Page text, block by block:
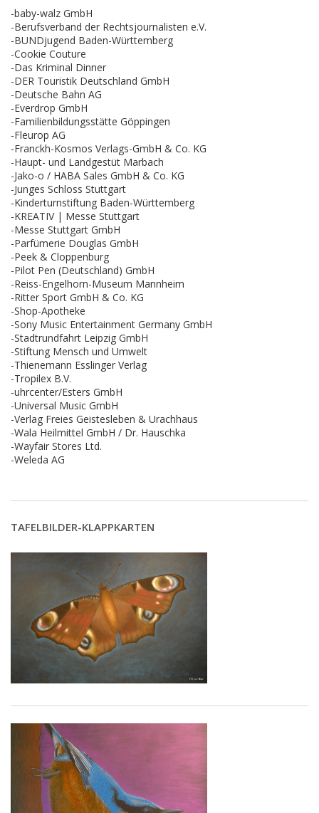
-baby-walz GmbH
-Berufsverband der Rechtsjournalisten e.V.
-BUNDjugend Baden-Württemberg
-Cookie Couture
-Das Kriminal Dinner
-DER Touristik Deutschland GmbH
-Deutsche Bahn AG
-Everdrop GmbH
-Familienbildungsstätte Göppingen
-Fleurop AG
-Franckh-Kosmos Verlags-GmbH & Co. KG
-Haupt- und Landgestüt Marbach
-Jako-o / HABA Sales GmbH & Co. KG
-Junges Schloss Stuttgart
-Kinderturnstiftung Baden-Württemberg
-KREATIV | Messe Stuttgart
-Messe Stuttgart GmbH
-Parfümerie Douglas GmbH
-Peek & Cloppenburg
-Pilot Pen (Deutschland) GmbH
-Reiss-Engelhorn-Museum Mannheim
-Ritter Sport GmbH & Co. KG
-Shop-Apotheke
-Sony Music Entertainment Germany GmbH
-Stadtrundfahrt Leipzig GmbH
-Stiftung Mensch und Umwelt
-Thienemann Esslinger Verlag
-Tropilex B.V.
-uhrcenter/Esters GmbH
-Universal Music GmbH
-Verlag Freies Geistesleben & Urachhaus
-Wala Heilmittel GmbH / Dr. Hauschka
-Wayfair Stores Ltd.
-Weleda AG
TAFELBILDER-KLAPPKARTEN